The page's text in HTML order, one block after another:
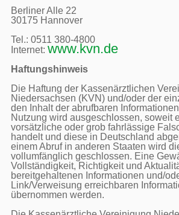
Berliner Alle 22
30175 Hannover
Tel.: 0511 380-4800
Internet: www.kvn.de
Haftungshinweis
Die Haftung der Kassenärztlichen
Niedersachsen (KVN) und/oder der
den Inhalt der abrufbaren
Nutzung wird ausgeschlossen, soweit
vorsätzliche oder grob fahrlässige
handelt und diese in Deutschland
einem Abruf in anderen Staaten wird
vollumfänglich geschlossen. Eine
Vollständigkeit, Richtigkeit und
bereitgehaltenen Informationen und/
Link/Verweisung erreichbaren
übernommen werden.